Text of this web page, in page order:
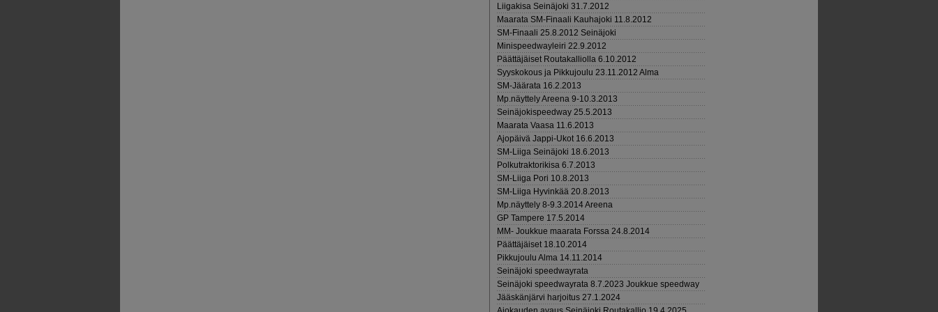
Liigakisa Seinäjoki 31.7.2012
Maarata SM-Finaali Kauhajoki 11.8.2012
SM-Finaali 25.8.2012 Seinäjoki
Minispeedwayleiri 22.9.2012
Päättäjäiset Routakalliolla 6.10.2012
Syyskokous ja Pikkujoulu 23.11.2012 Alma
SM-Jäärata 16.2.2013
Mp.näyttely Areena 9-10.3.2013
Seinäjokispeedway 25.5.2013
Maarata Vaasa 11.6.2013
Ajopäivä Jappi-Ukot 16.6.2013
SM-Liiga Seinäjoki 18.6.2013
Polkutraktorikisa 6.7.2013
SM-Liiga Pori 10.8.2013
SM-Liiga Hyvinkää 20.8.2013
Mp.näyttely 8-9.3.2014 Areena
GP Tampere 17.5.2014
MM- Joukkue maarata Forssa 24.8.2014
Päättäjäiset 18.10.2014
Pikkujoulu Alma 14.11.2014
Seinäjoki speedwayrata
Seinäjoki speedwayrata 8.7.2023 Joukkue speedway
Jääskänjärvi harjoitus 27.1.2024